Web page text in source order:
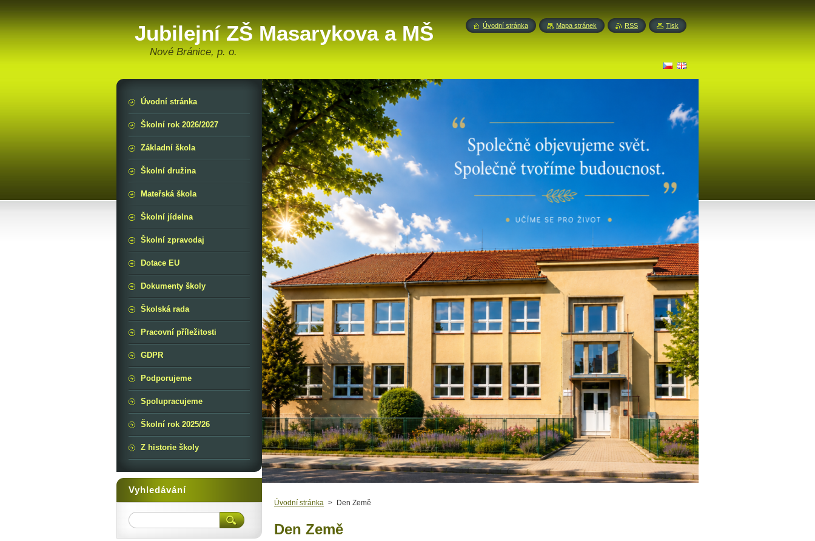
Jubilejní ZŠ Masarykova a MŠ
Nové Bránice, p. o.
Úvodní stránka > Den Země
Den Země
Úvodní stránka
Školní rok 2026/2027
Základní škola
Školní družina
Mateřská škola
Školní jídelna
Školní zpravodaj
Dotace EU
Dokumenty školy
Školská rada
Pracovní příležitosti
GDPR
Podporujeme
Spolupracujeme
Školní rok 2025/26
Z historie školy
Vyhledávání
Úvodní stránka Mapa stránek RSS Tisk